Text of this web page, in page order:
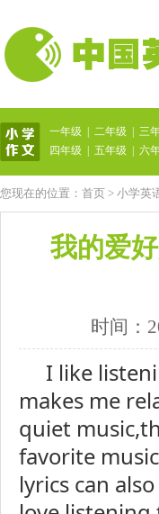
英语作文网
一年级 二年级
三
四年级
五年级 六
您现在的位置： 首页 > 小学英
我的爱
时间：
I like
makes me
quiet
favorite
lyrics can